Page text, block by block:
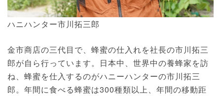
ハニハンター市川拓三郎
金市商店の三代目で、蜂蜜の仕入れを社長の市川拓三
郎が自ら行っています。日本中、世界中の養蜂家を訪
ね、蜂蜜を仕入するのがハニーハンターの市川拓三
郎。年間に食べる蜂蜜は300種類以上、年間の移動距